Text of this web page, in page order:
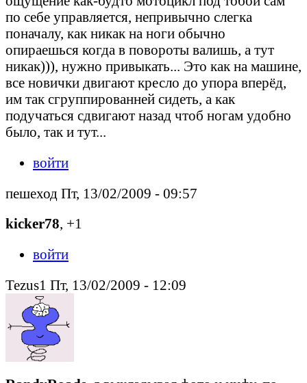
по себе управляется, непривычно слегка
поначалу, как никак на ноги обычно
опираешься когда в повороты валишь, а тут
никак))), нужно привыкать... Это как на машине,
все новички двигают кресло до упора вперёд,
им так сгруппированней сидеть, а как
подучаться сдвигают назад чтоб ногам удобно
было, так и тут...
войти
пешеход Пт, 13/02/2009 - 09:57
kicker78, +1
войти
Tezus1 Пт, 13/02/2009 - 12:09